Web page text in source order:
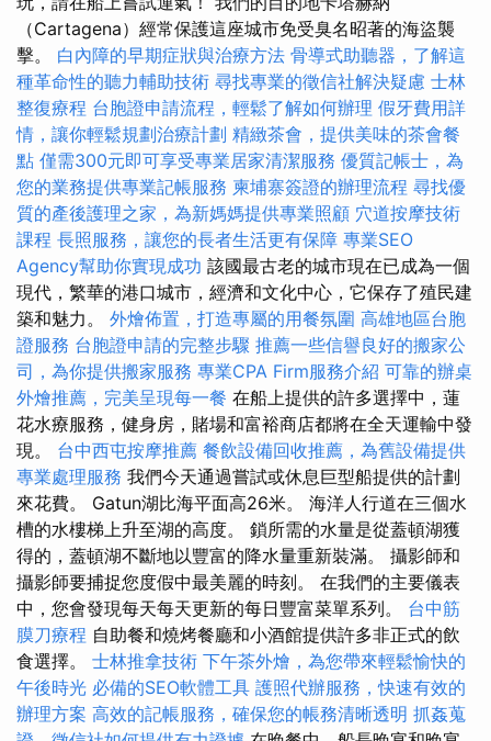
（Cartagena）經常保護這座城市免受臭名昭著的海盜襲
擊。 白內障的早期症狀與治療方法 骨導式助聽器，了解這
種革命性的聽力輔助技術 尋找專業的徵信社解決疑慮 士林
整復療程 台胞證申請流程，輕鬆了解如何辦理 假牙費用詳
情，讓你輕鬆規劃治療計劃 精緻茶會，提供美味的茶會餐
點 僅需300元即可享受專業居家清潔服務 優質記帳士，為
您的業務提供專業記帳服務 柬埔寨簽證的辦理流程 尋找優
質的產後護理之家，為新媽媽提供專業照顧 穴道按摩技術
課程 長照服務，讓您的長者生活更有保障 專業SEO
Agency幫助你實現成功 該國最古老的城市現在已成為一個
現代，繁華的港口城市，經濟和文化中心，它保存了殖民建
築和魅力。 外燴佈置，打造專屬的用餐氛圍 高雄地區台胞
證服務 台胞證申請的完整步驟 推薦一些信譽良好的搬家公
司，為你提供搬家服務 專業CPA Firm服務介紹 可靠的辦桌
外燴推薦，完美呈現每一餐 在船上提供的許多選擇中，蓮
花水療服務，健身房，賭場和富裕商店都將在全天運輸中發
現。 台中西屯按摩推薦 餐飲設備回收推薦，為舊設備提供
專業處理服務 我們今天通過嘗試或休息巨型船提供的計劃
來花費。 Gatun湖比海平面高26米。 海洋人行道在三個水
槽的水樓梯上升至湖的高度。 鎖所需的水量是從蓋頓湖獲
得的，蓋頓湖不斷地以豐富的降水量重新裝滿。 攝影師和
攝影師要捕捉您度假中最美麗的時刻。 在我們的主要儀表
中，您會發現每天每天更新的每日豐富菜單系列。 台中筋
膜刀療程 自助餐和燒烤餐廳和小酒館提供許多非正式的飲
食選擇。 士林推拿技術 下午茶外燴，為您帶來輕鬆愉快的
午後時光 必備的SEO軟體工具 護照代辦服務，快速有效的
辦理方案 高效的記帳服務，確保您的帳務清晰透明 抓姦蒐